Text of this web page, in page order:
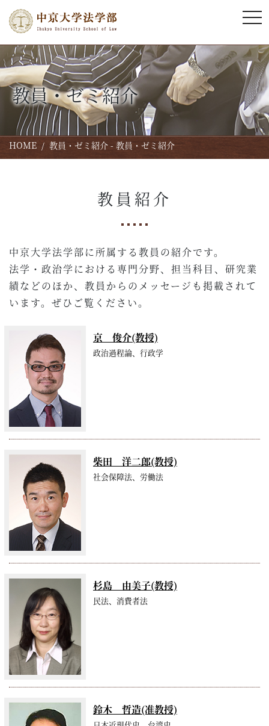
教員・ゼミ紹介
HOME 教員・ゼミ紹介 - 教員・ゼミ紹介
教員紹介
中京大学法学部に所属する教員の紹介です。
法学・政治学における専門分野、担当科目、研究業
績などのほか、教員からのメッセージも掲載されて
います。ぜひご覧ください。
京 俊介(教授)
政治過程論、行政学
柴田 洋二郎(教授)
社会保障法、労働法
杉島 由美子(教授)
民法、消費者法
鈴木 哲造(准教授)